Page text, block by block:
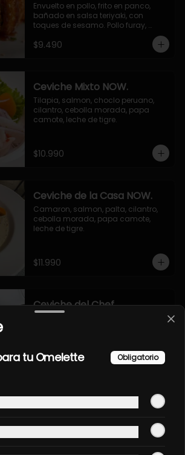
Envuelto en pollo, frito en panco,
bañado en salsa teriyaki, con
toques de sesamo. Pollo furay,
queso, champiñon furay, cebollin.
$9.490
Ceviche Mixto NOW.
Tilapia, salmon, choclo peruano,
cilantro, cebolla morada, papa
camote, leche de tigre.
$10.990
Ceviche de la Casa NOW.
Camaron, salmon, palta, cilantro,
cebolla morada, papa camote,
leche de tigre.
$11.990
Ceviche del Chef.
PANCO.
Envuelto en pollo, frito en panco.
tu Omelette Obligatorio